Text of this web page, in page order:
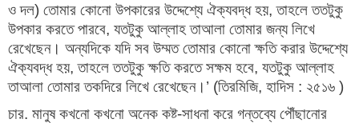
ও দল) তোমার কোনো উপকারের উদ্দেশ্যে ঐক্যবদ্ধ হয়, তাহলে ততটুকু
উপকার করতে পারবে, যতটুকু আল্লাহ তাআলা তোমার জন্য লিখে
রেখেছেন। অন্যদিকে যদি সব উম্মত তোমার কোনো ক্ষতি করার উদ্দেশ্যে
ঐক্যবদ্ধ হয়, তাহলে ততটুকু ক্ষতি করতে সক্ষম হবে, যতটুকু আল্লাহ
তাআলা তোমার তকদিরে লিখে রেখেছেন।’ (তিরমিজি, হাদিস : ২৫১৬ )
চার. মানুষ কখনো কখনো অনেক কষ্ট-সাধনা করে গন্তব্যে পৌঁছানোর